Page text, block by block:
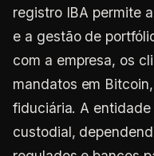
registro IBA permite
e a gestão de
com a empresa, os
mandatos em
fiduciária. A
custodial,